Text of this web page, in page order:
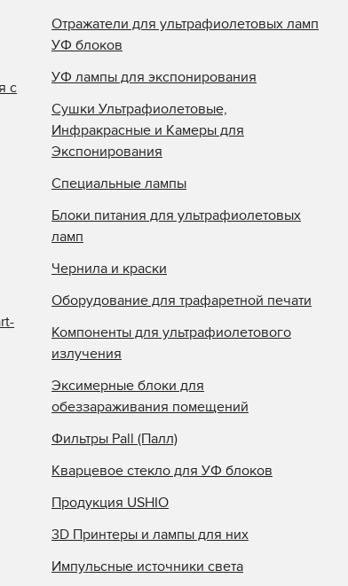
с
Отражатели для ультрафиолетовых ламп
УФ блоков
УФ лампы для экспонирования
Сушки Ультрафиолетовые,
Инфракрасные и Камеры для
Экспонирования
Специальные лампы
Блоки питания для ультрафиолетовых
ламп
Чернила и краски
Оборудование для трафаретной печати
Компоненты для ультрафиолетового
излучения
Эксимерные блоки для
обеззараживания помещений
Фильтры Pall (Палл)
Кварцевое стекло для УФ блоков
Продукция USHIO
3D Принтеры и лампы для них
Импульсные источники света